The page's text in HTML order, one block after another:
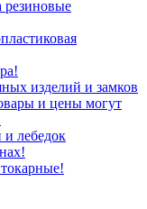
резиновые
изделий и замков
и цены могут
лебедок